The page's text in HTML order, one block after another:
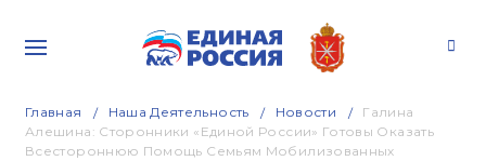
Главная Наша Деятельность Новости
Галина
Алешина: Сторонники «Единой России» Готовы Оказать
Всестороннюю Помощь Семьям Мобилизованных